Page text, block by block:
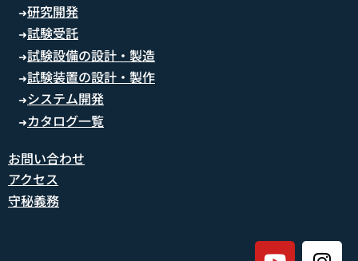
➜研究開発
➜試験受託
➜試験設備の設計・製造
➜試験装置の設計・製作
➜システム開発
➜ カタログ一覧
お問い合わせ
アクセス
守秘義務